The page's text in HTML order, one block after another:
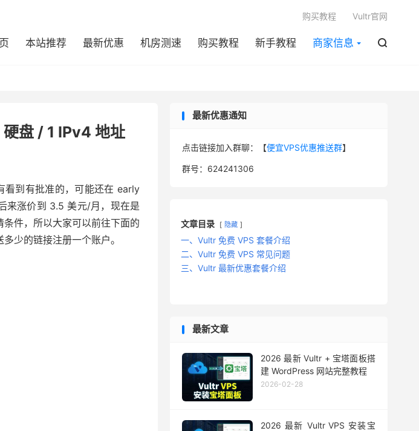
本站推荐 最新优惠 机房测速 购买教程 新手教程 商家信息 
购买教程 Vultr官网
盘 / 1 IPv4 地址
看到有批准的，可能还在 early
来涨价到 3.5 美元/月，现在是
件，所以大家可以前往下面的
少的链接注册一个账户。
最新优惠通知
点击链接加入群聊：【便宜VPS优惠推送群】
群号：624241306
文章目录 隐藏
一、Vultr 免费 VPS 套餐介绍
二、Vultr 免费 VPS 常见问题
三、Vultr 最新优惠套餐介绍
最新文章
2026 最新 Vultr + 宝塔面板搭
建 WordPress 网站完整教程
2026-02-28
2026 最新 Vultr VPS 安装宝